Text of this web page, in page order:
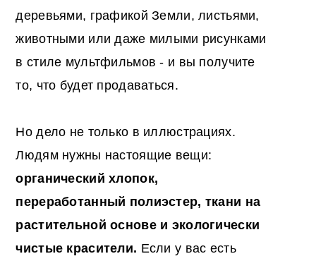
деревьями, графикой Земли, листьями,
животными или даже милыми рисунками
в стиле мультфильмов - и вы получите
то, что будет продаваться.
Но дело не только в иллюстрациях.
Людям нужны настоящие вещи:
органический хлопок,
переработанный полиэстер, ткани на
растительной основе и экологически
чистые красители. Если у вас есть